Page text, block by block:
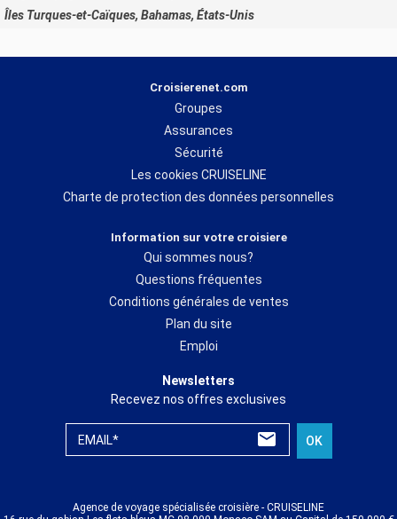
Îles Turques-et-Caïques, Bahamas, États-Unis
Croisierenet.com
Groupes
Assurances
Sécurité
Les cookies CRUISELINE
Charte de protection des données personnelles
Information sur votre croisiere
Qui sommes nous?
Questions fréquentes
Conditions générales de ventes
Plan du site
Emploi
Newsletters
Recevez nos offres exclusives
EMAIL* OK
Agence de voyage spécialisée croisière - CRUISELINE